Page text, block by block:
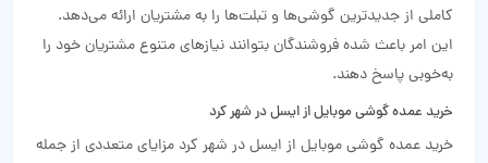
کاملی از جدیدترین گوشی‌ها و تبلت‌ها را به مشتریان ارائه می‌دهد.
این امر باعث شده فروشندگان بتوانند نیازهای متنوع مشتریان خود را
به‌خوبی پاسخ دهند.
خرید عمده گوشی موبایل از ایسل در شهر کرد
خرید عمده گوشی موبایل از ایسل در شهر کرد مزایای متعددی از جمله